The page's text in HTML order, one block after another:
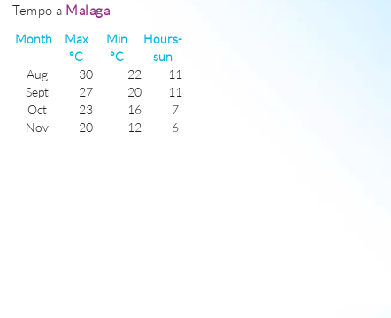
Tempo a Malaga
Month
Max
°C
Min
°C
Hours-
sun
Aug
30 22
11
Sept
27 20
11
Oct
23 16
7
Nov
20 12
6